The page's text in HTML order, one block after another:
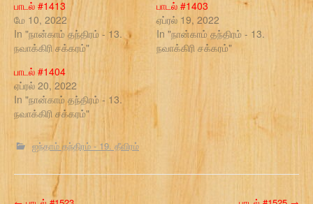
பாடல் #1413
மே 10, 2022
In "நான்காம் தந்திரம் - 13.
நவாக்கிரி சக்கரம்"
பாடல் #1403
ஏப்ரல் 19, 2022
In "நான்காம் தந்திரம் - 13.
நவாக்கிரி சக்கரம்"
பாடல் #1404
ஏப்ரல் 20, 2022
In "நான்காம் தந்திரம் - 13.
நவாக்கிரி சக்கரம்"
ஐந்தாம் தந்திரம் - 19. தீவிரம்